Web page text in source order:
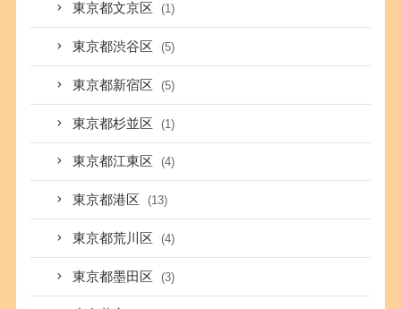
東京都文京区 (1)
東京都渋谷区 (5)
東京都新宿区 (5)
東京都杉並区 (1)
東京都江東区 (4)
東京都港区 (13)
東京都荒川区 (4)
東京都墨田区 (3)